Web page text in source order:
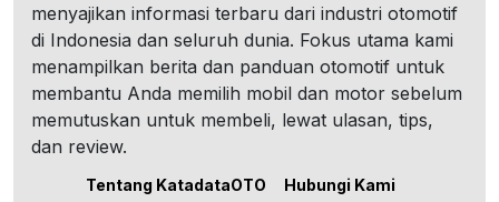
menyajikan informasi terbaru dari industri otomotif
di Indonesia dan seluruh dunia. Fokus utama kami
menampilkan berita dan panduan otomotif untuk
membantu Anda memilih mobil dan motor sebelum
memutuskan untuk membeli, lewat ulasan, tips,
dan review.
Tentang KatadataOTO Hubungi Kami